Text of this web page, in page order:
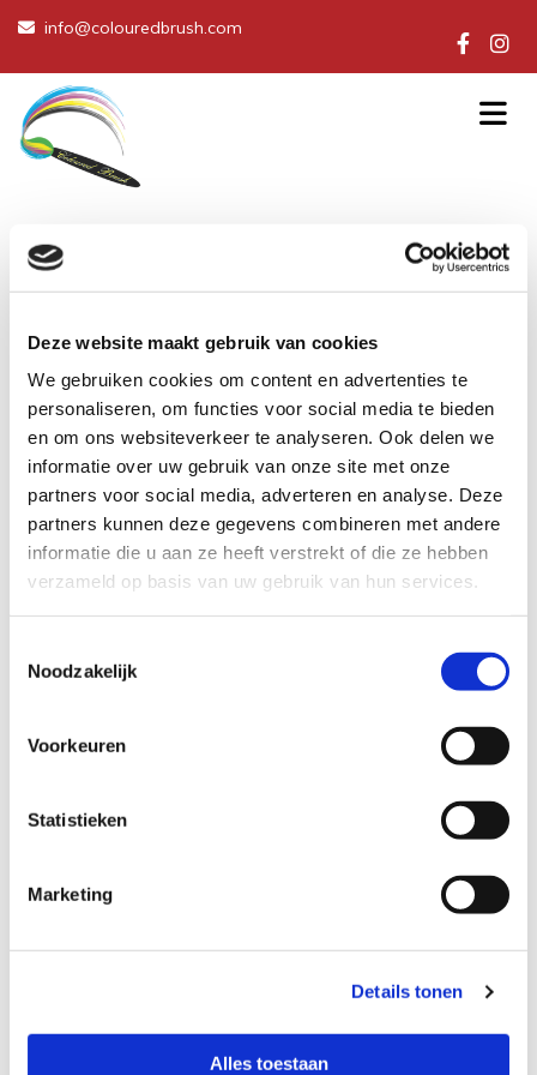
Deze website maakt gebruik van cookies
We gebruiken cookies om content en advertenties te
personaliseren, om functies voor social media te bieden
en om ons websiteverkeer te analyseren. Ook delen we
informatie over uw gebruik van onze site met onze
partners voor social media, adverteren en analyse. Deze
partners kunnen deze gegevens combineren met andere
informatie die u aan ze heeft verstrekt of die ze hebben
verzameld op basis van uw gebruik van hun services.
Noodzakelijk
Voorkeuren
Statistieken
Marketing
Details tonen
Alles toestaan
 info@colouredbrush.com
Contact Form
Naam
E-mailadres
Telefoonnummer
If after visiting my website you have questions, feel free to
contact me: